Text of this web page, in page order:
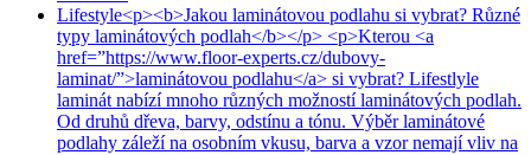
Lifestyle<p><b>Jakou laminátovou podlahu si vybrat? Různé
typy laminátových podlah</b></p> <p>Kterou <a
href=”https://www.floor-experts.cz/dubovy-
laminat/”>laminátovou podlahu</a> si vybrat? Lifestlyle
laminát nabízí mnoho různých možností laminátových podlah.
Od druhů dřeva, barvy, odstínu a tónu. Výběr laminátové
podlahy záleží na osobním vkusu, barva a vzor nemají vliv na